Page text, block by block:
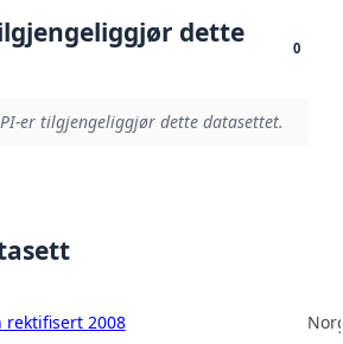
dette
0
er tilgjengeliggjør dette datasettet.
rektifisert 2008